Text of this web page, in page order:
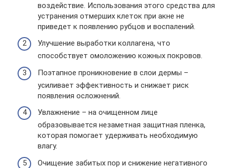
воздействие. Использования этого средства для
устранения отмерших клеток при акне не
приведет к появлению рубцов и воспалений.
Улучшение выработки коллагена, что
способствует омоложению кожных покровов.
Поэтапное проникновение в слои дермы –
усиливает эффективность и снижает риск
появления осложнений.
Увлажнение – на очищенном лице
образовывается незаметная защитная пленка,
которая помогает удерживать необходимую
влагу.
Очищение забитых пор и снижение негативного